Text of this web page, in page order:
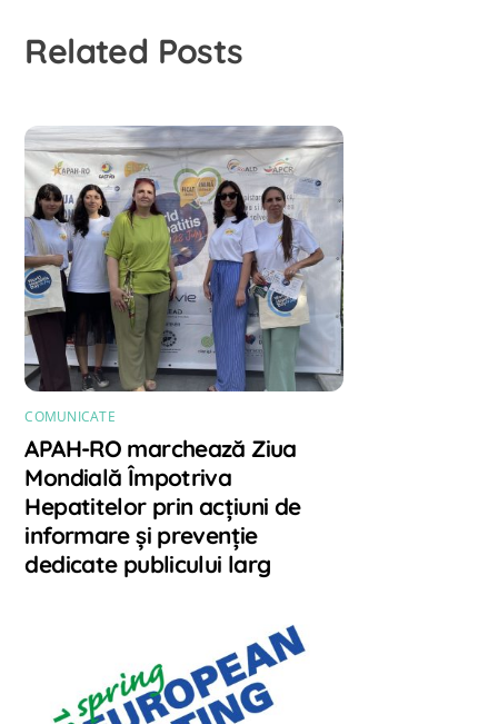
Related Posts
COMUNICATE
APAH-RO marchează Ziua
Mondială Împotriva
Hepatitelor prin acțiuni de
informare și prevenție
dedicate publicului larg